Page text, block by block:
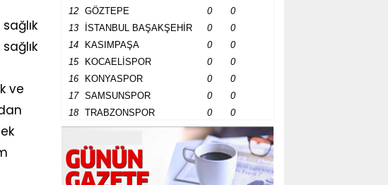
ve
12
GÖZTEPE 0
0
13
İSTANBUL BAŞAKŞEHİR 0
0
14
KASIMPAŞA 0
0
15
KOCAELİSPOR 0
0
16
KONYASPOR 0
0
17
SAMSUNSPOR 0
0
18
TRABZONSPOR 0 0